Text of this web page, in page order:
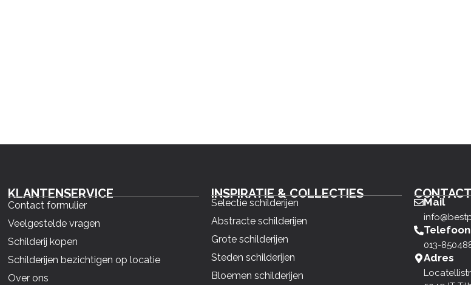
KLANTENSERVICE
Contact formulier
Veelgestelde vragen
Schilderij kopen
Schilderijen bezichtigen op locatie
Over ons
INSPIRATIE & COLLECTIES
Selectie schilderijen
Abstracte schilderijen
Grote schilderijen
Steden schilderijen
Bloemen schilderijen
Mail
Telefoon
013-
Adres